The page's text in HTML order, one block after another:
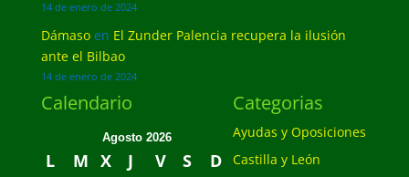
14 de enero de 2024
Dámasoen El Zunder Palencia recupera la ilusión
ante el Bilbao
14 de enero de 2024
Calendario
Agosto 2026
L M X J V S
D
Categorias
Ayudas y Oposiciones
Castilla y León